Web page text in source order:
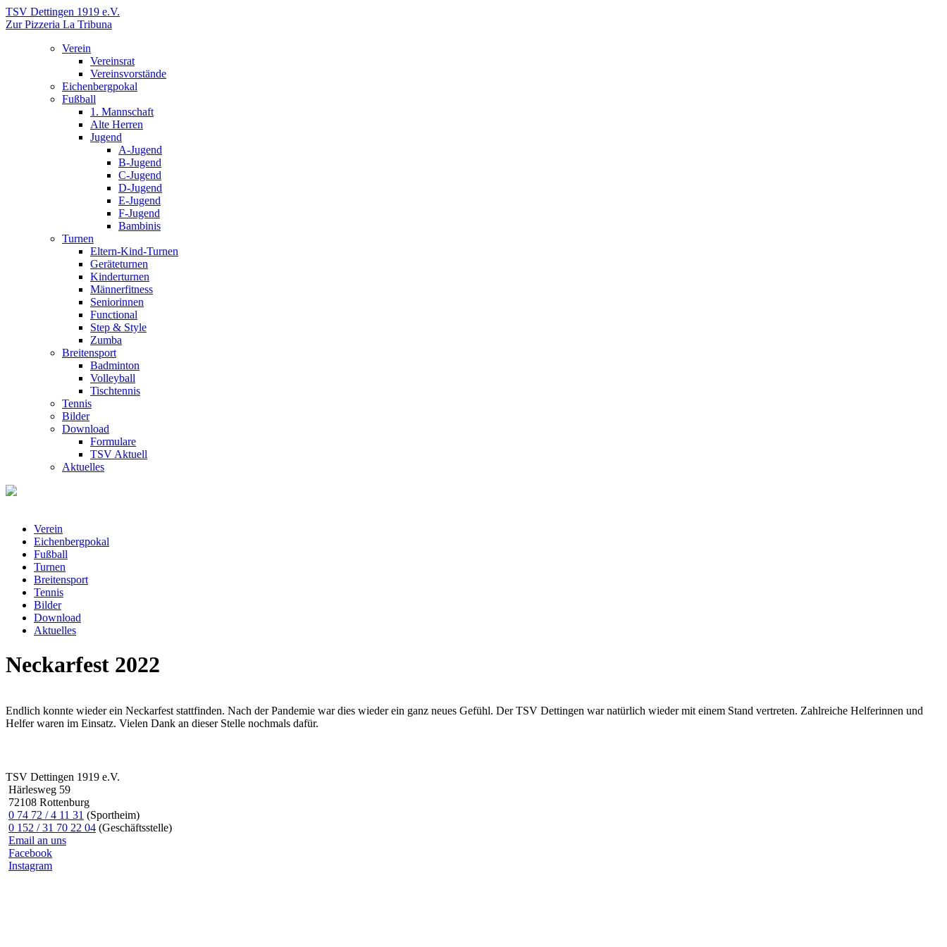
TSV Dettingen 1919 e.V.
Zur Pizzeria La Tribuna
Verein
Vereinsrat
Vereinsvorstände
Eichenbergpokal
Fußball
1. Mannschaft
Alte Herren
Jugend
A-Jugend
B-Jugend
C-Jugend
D-Jugend
E-Jugend
F-Jugend
Bambinis
Turnen
Eltern-Kind-Turnen
Geräteturnen
Kinderturnen
Männerfitness
Seniorinnen
Functional
Step & Style
Zumba
Breitensport
Badminton
Volleyball
Tischtennis
Tennis
Bilder
Download
Formulare
TSV Aktuell
Aktuelles
Verein
Eichenbergpokal
Fußball
Turnen
Breitensport
Tennis
Bilder
Download
Aktuelles
Neckarfest 2022
Endlich konnte wieder ein Neckarfest stattfinden. Nach der Pandemie war dies wieder ein ganz neues Gefühl. Der TSV Dettingen war natürlich wieder mit einem Stand vertreten. Zahlreiche Helferinnen und
Helfer waren im Einsatz. Vielen Dank an dieser Stelle nochmals dafür.
TSV Dettingen 1919 e.V.
Härlesweg 59
72108 Rottenburg
0 74 72 / 4 11 31 (Sportheim)
0 152 / 31 70 22 04 (Geschäftsstelle)
Email an uns
Facebook
Instagram